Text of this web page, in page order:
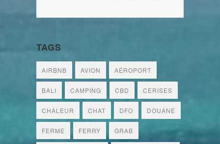
TAGS
AIRBNB AVION AÉROPORT
BALI CAMPING CBD CERISES
CHALEUR CHAT DFO DOUANE
FERME FERRY GRAB